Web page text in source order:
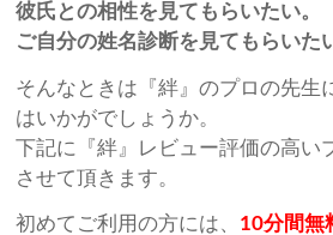
彼氏との相性を見てもらいたい。
ご自分の姓名診断を見てもらいた
そんなときは『絆』のプロの先生
はいかがでしょうか。
下記に『絆』レビュー評価の高い
させて頂きます。
初めてご利用の方には、 10分間無